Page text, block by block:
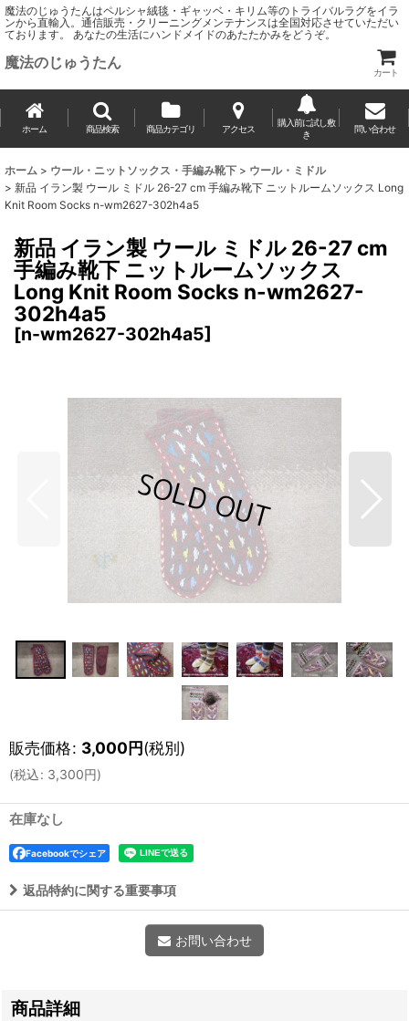
魔法のじゅうたんはペルシャ絨毯・ギャッベ・キリム等のトライバルラグをイラ
ンから直輸入。通信販売・クリーニングメンテナンスは全国対応させていただい
ております。 あなたの生活にハンドメイドのあたたかみをどうぞ。
魔法のじゅうたん
カート
ホーム 商品検索 商品カテゴリ アクセス
購入前に試し敷
き
問い合わせ
ホーム > ウール・ニットソックス・手編み靴下 > ウール・ミドル
> 新品 イラン製 ウール ミドル 26-27 cm 手編み靴下 ニットルームソックス Long
Knit Room Socks n-wm2627-302h4a5
新品 イラン製 ウール ミドル 26-27 cm
手編み靴下 ニットルームソックス
Long Knit Room Socks n-wm2627-
302h4a5
[n-wm2627-302h4a5]
販売価格: 3,000円(税別)
(税込: 3,300円)
在庫なし
Facebookでシェア
返品特約に関する重要事項
お問い合わせ
商品詳細